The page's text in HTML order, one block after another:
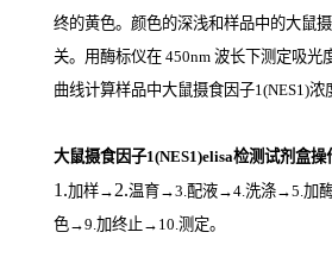
终的黄色。颜色的深浅和样品中的大鼠
关。用酶标仪在 450nm 波长下测定吸光
曲线计算样品中大鼠摄食因子1(NES1)浓
大鼠摄食因子1(NES1)elisa检测试剂盒操
1.加样→ 2.温育→3.配液→4.洗涤→5.加
色→9.加终止→10.测定。